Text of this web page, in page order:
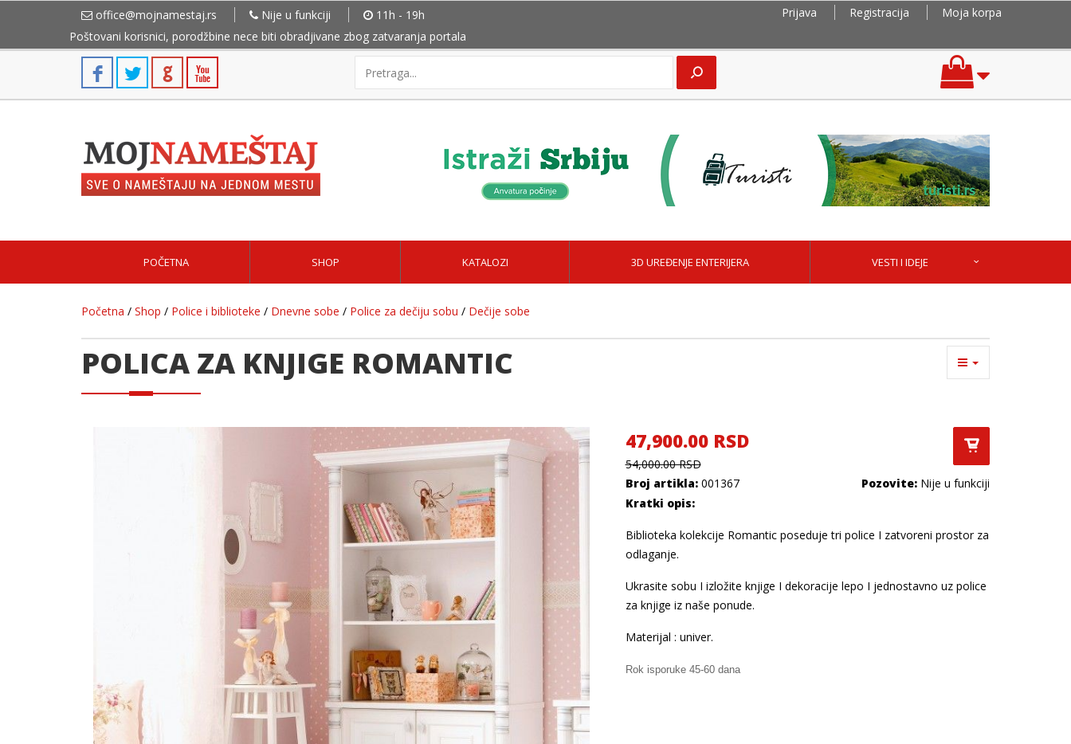
office@mojnamestaj.rs Nije u funkciji 11h - 19h Prijava Registracija
Moja korpa
Poštovani korisnici, porodžbine nece biti obradjivane zbog zatvaranja portala
POČETNA SHOP KATALOZI 3D UREĐENJE ENTERIJERA VESTI I IDEJE
Početna / Shop / Police i biblioteke / Dnevne sobe / Police za dečiju sobu / Dečije sobe
POLICA ZA KNJIGE ROMANTIC
47,900.00 RSD
54,000.00 RSD
Broj artikla:001367 Pozovite: Nije u funkciji
Kratki opis:
Biblioteka kolekcije Romantic poseduje tri police I zatvoreni prostor za
odlaganje.
Ukrasite sobu I izložite knjige I dekoracije lepo I jednostavno uz police
za knjige iz naše ponude.
Materijal : univer.
Rok isporuke 45-60 dana